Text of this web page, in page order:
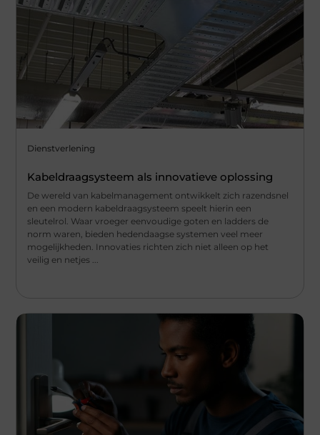
Dienstverlening
Kabeldraagsysteem als innovatieve oplossing
De wereld van kabelmanagement ontwikkelt zich razendsnel
en een modern kabeldraagsysteem speelt hierin een
sleutelrol. Waar vroeger eenvoudige goten en ladders de
norm waren, bieden hedendaagse systemen veel meer
mogelijkheden. Innovaties richten zich niet alleen op het
veilig en netjes ...